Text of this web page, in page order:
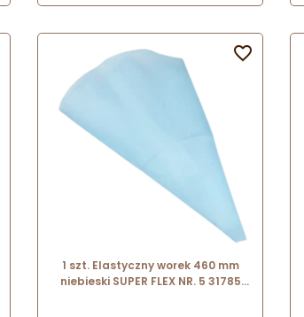
1 szt. Elastyczny worek 460 mm
niebieski SUPER FLEX NR. 5 31785
